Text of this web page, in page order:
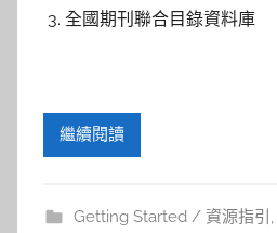
全國期刊聯合目錄資料庫
繼續閱讀
Getting Started / 資源指引